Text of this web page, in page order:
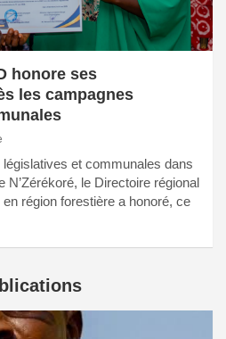
honore ses
les campagnes
et communales dans
N’Zérékoré, le Directoire régional
région forestière a honoré, ce